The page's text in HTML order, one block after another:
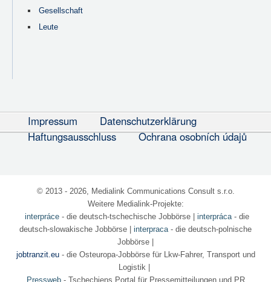
Gesellschaft
Leute
Impressum
Datenschutzerklärung
Haftungsausschluss
Ochrana osobních údajů
© 2013 - 2026, Medialink Communications Consult s.r.o.
Weitere Medialink-Projekte:
interpráce- die deutsch-tschechische Jobbörse| interpráca- die
deutsch-slowakische Jobbörse | interpraca- die deutsch-polnische
Jobbörse |
jobtranzit.eu- die Osteuropa-Jobbörse für Lkw-Fahrer, Transport und
Logistik |
Pressweb- Tschechiens Portal für Pressemitteilungen und PR